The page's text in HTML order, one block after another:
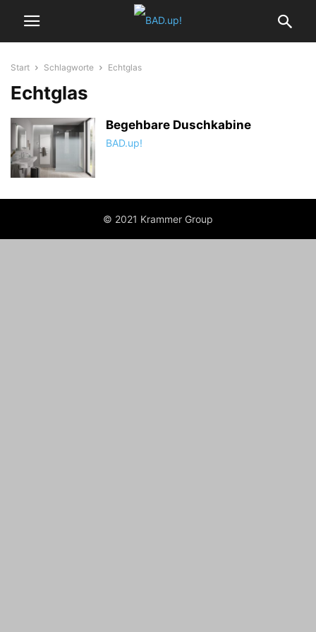
Start Schlagworte Echtglas
Echtglas
Begehbare Duschkabine
BAD.up!
© 2021 Krammer Group